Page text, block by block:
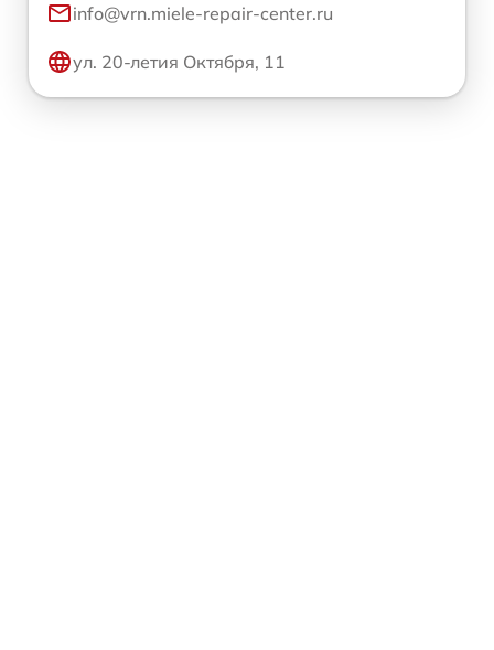
info@vrn.miele-repair-center.ru
ул. 20-летия Октября, 11